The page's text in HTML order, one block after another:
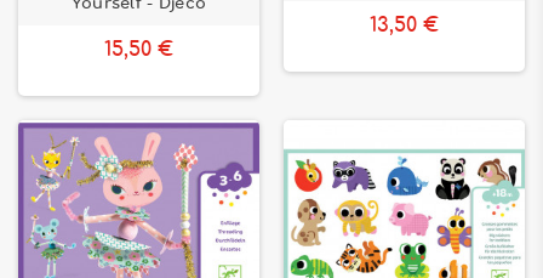
Yourself - Djeco
15,50 €
13,50 €